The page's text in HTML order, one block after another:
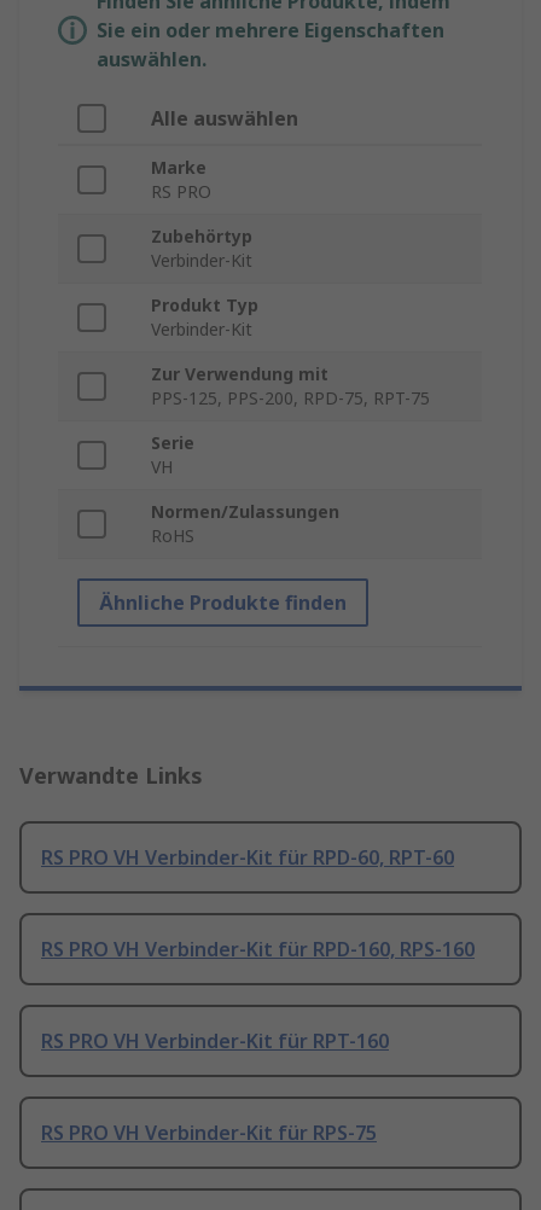
Sie ein oder mehrere Eigenschaften
auswählen.
Alle auswählen
Marke
RS PRO
Zubehörtyp
Verbinder-Kit
Produkt Typ
Verbinder-Kit
Zur Verwendung mit
PPS-125, PPS-200, RPD-75, RPT-75
Serie
VH
Normen/Zulassungen
RoHS
Ähnliche Produkte finden
Verwandte Links
RS PRO VH Verbinder-Kit für RPD-60, RPT-60
RS PRO VH Verbinder-Kit für RPD-160, RPS-160
RS PRO VH Verbinder-Kit für RPT-160
RS PRO VH Verbinder-Kit für RPS-75